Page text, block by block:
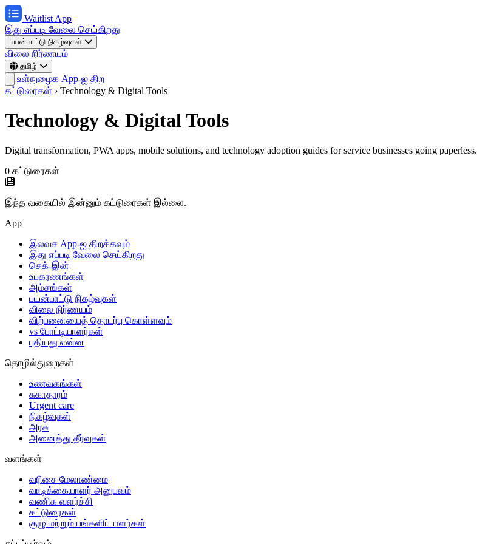
Waitlist App
இது எப்படி வேலை செய்கிறது
பயன்பாட்டு நிகழ்வுகள்
விலை நிர்ணயம்
தமிழ்
உள்நுழைக App-ஐ திற
கட்டுரைகள் › Technology & Digital Tools
Technology & Digital Tools
Digital transformation, PWA apps, mobile solutions, and technology adoption guides for service businesses going paperless.
0 கட்டுரைகள்
இந்த வகையில் இன்னும் கட்டுரைகள் இல்லை.
App
இலவச App-ஐ திறக்கவும்
இது எப்படி வேலை செய்கிறது
செக்-இன்
உபகரணங்கள்
அம்சங்கள்
பயன்பாட்டு நிகழ்வுகள்
விலை நிர்ணயம்
விற்பனையைத் தொடர்பு கொள்ளவும்
vs போட்டியாளர்கள்
புதியது என்ன
தொழில்துறைகள்
உணவகங்கள்
சுகாதாரம்
Urgent care
நிகழ்வுகள்
அரசு
அனைத்து தீர்வுகள்
வளங்கள்
வரிசை மேலாண்மை
வாடிக்கையாளர் அனுபவம்
வணிக வளர்ச்சி
கட்டுரைகள்
குழு மற்றும் பங்களிப்பாளர்கள்